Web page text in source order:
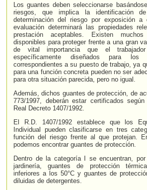
Los guantes deben seleccionarse
riesgos, que implica la identificación
determinación del riesgo por exposición a
evaluación determinará las propiedades
prestación aceptables. Existen
disponibles para proteger frente a una gran
de vital importancia que el
específicamente diseñados para
correspondientes a su puesto de trabajo, ya
para una función concreta pueden no ser
para otra situación parecida, pero no igual.
Además, dichos guantes de protección, de
773/1997, deberán estar certificados
Real Decreto 1407/1992.
El R.D. 1407/1992 establece que los
Individual pueden clasificarse en tres
función del riesgo frente al que protejan.
podemos encontrar guantes de protección.
Dentro de la categoría I se encuentran,
jardinería, guantes de protección
inferiores a los 50°C y guantes de
diluidas de detergentes.